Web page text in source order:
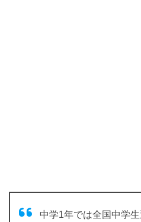
中学1年では全国中学